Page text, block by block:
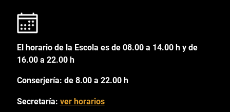
El horario de la Escola es de 08.00 a 14.00 h y de
16.00 a 22.00 h
Conserjería: de 8.00 a 22.00 h
Secretaría: ver horarios